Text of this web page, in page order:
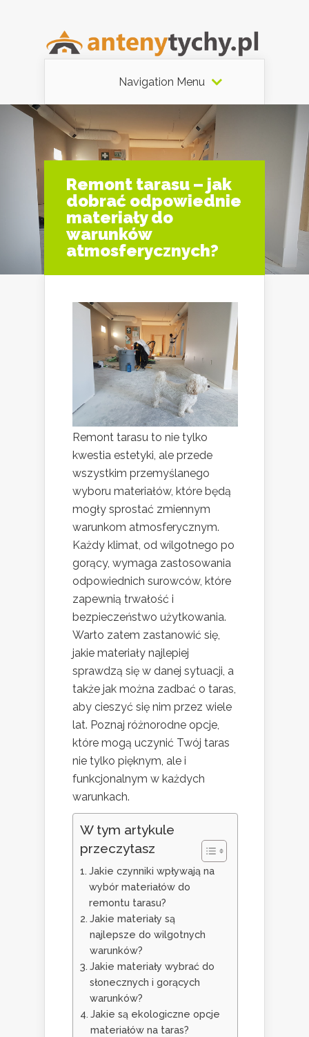
Navigation Menu
Remont tarasu – jak
dobrać odpowiednie
materiały do
warunków
atmosferycznych?
Remont tarasu to nie tylko
kwestia estetyki, ale przede
wszystkim przemyślanego
wyboru materiałów, które będą
mogły sprostać zmiennym
warunkom atmosferycznym.
Każdy klimat, od wilgotnego po
gorący, wymaga zastosowania
odpowiednich surowców, które
zapewnią trwałość i
bezpieczeństwo użytkowania.
Warto zatem zastanowić się,
jakie materiały najlepiej
sprawdzą się w danej sytuacji, a
także jak można zadbać o taras,
aby cieszyć się nim przez wiele
lat. Poznaj różnorodne opcje,
które mogą uczynić Twój taras
nie tylko pięknym, ale i
funkcjonalnym w każdych
warunkach.
W tym artykule
przeczytasz
Jakie czynniki wpływają na
wybór materiałów do
remontu tarasu?
Jakie materiały są
najlepsze do wilgotnych
warunków?
Jakie materiały wybrać do
słonecznych i gorących
warunków?
Jakie są ekologiczne opcje
materiałów na taras?